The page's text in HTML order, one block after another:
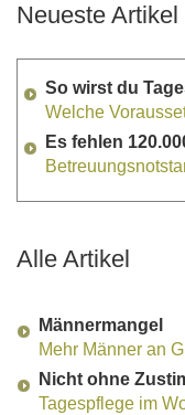
Neueste Artikel
So wirst du
Welche
Es fehlen
Alle Artikel
Männermangel
Mehr Männer an
Nicht ohne
Tagespflege im